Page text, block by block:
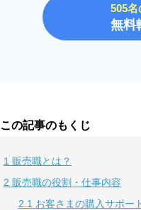
505名
無料
この記事のもくじ
1 販売職とは？
2 販売職の役割・仕事内容
2.1 お客さまの購入サポー